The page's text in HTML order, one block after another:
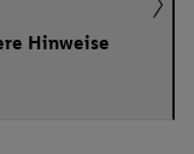
Hinweise